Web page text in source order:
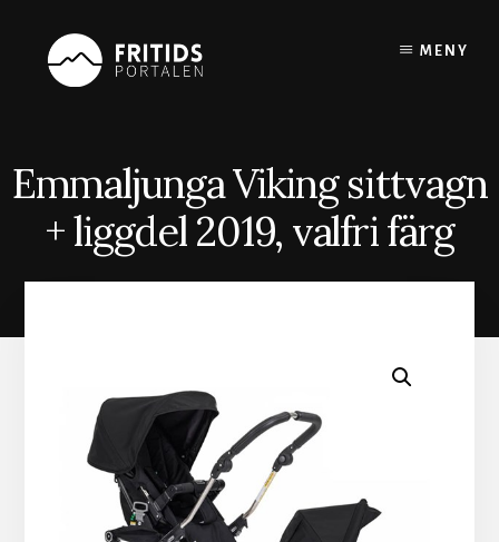
content
MENY
Emmaljunga Viking sittvagn
+ liggdel 2019, valfri färg